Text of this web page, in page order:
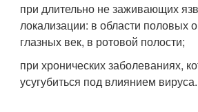
при длительно не заживающих
локализации: в области половых
глазных век, в ротовой полости;
при хронических заболеваниях,
усугубиться под влиянием вируса.